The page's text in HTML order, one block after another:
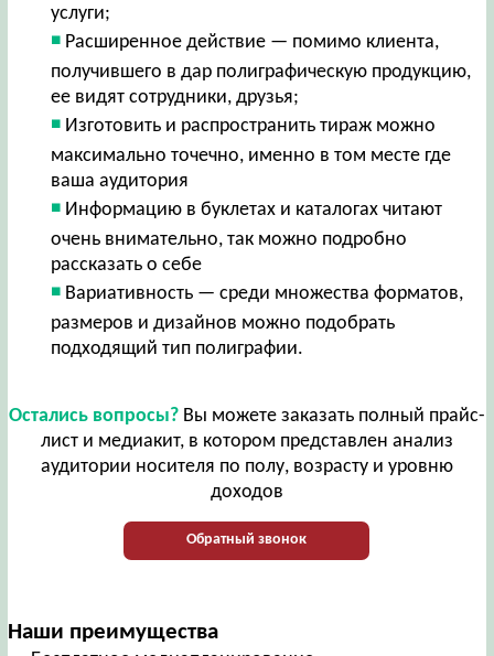
услуги;
Расширенное действие — помимо клиента,
получившего в дар полиграфическую продукцию,
ее видят сотрудники, друзья;
Изготовить и распространить тираж можно
максимально точечно, именно в том месте где
ваша аудитория
Информацию в буклетах и каталогах читают
очень внимательно, так можно подробно
рассказать о себе
Вариативность — среди множества форматов,
размеров и дизайнов можно подобрать
подходящий тип полиграфии.
Остались вопросы?Вы можете заказать полный прайс-
лист и медиакит, в котором представлен анализ
аудитории носителя по полу, возрасту и уровню
доходов
Обратный звонок
Наши преимущества